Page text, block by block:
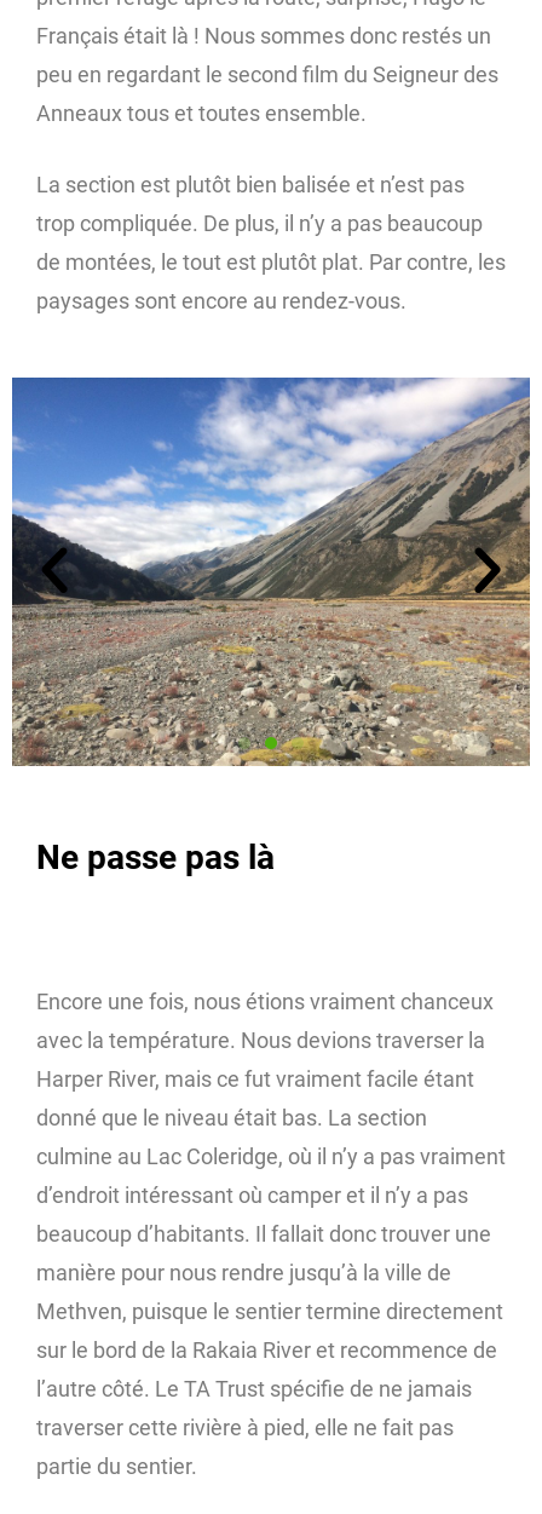
Français était là ! Nous sommes donc restés un
peu en regardant le second film du Seigneur des
Anneaux tous et toutes ensemble.
La section est plutôt bien balisée et n’est pas
trop compliquée. De plus, il n’y a pas beaucoup
de montées, le tout est plutôt plat. Par contre, les
paysages sont encore au rendez-vous.
Ne passe pas là
Encore une fois, nous étions vraiment chanceux
avec la température. Nous devions traverser la
Harper River, mais ce fut vraiment facile étant
donné que le niveau était bas. La section
culmine au Lac Coleridge, où il n’y a pas vraiment
d’endroit intéressant où camper et il n’y a pas
beaucoup d’habitants. Il fallait donc trouver une
manière pour nous rendre jusqu’à la ville de
Methven, puisque le sentier termine directement
sur le bord de la Rakaia River et recommence de
l’autre côté. Le TA Trust spécifie de ne jamais
traverser cette rivière à pied, elle ne fait pas
partie du sentier.